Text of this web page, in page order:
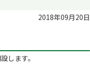
2018年09月20日
します。